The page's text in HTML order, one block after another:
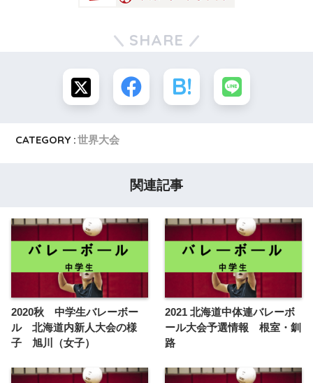
SHARE
CATEGORY :世界大会
関連記事
2020秋 中学生バレーボー
ル 北海道内新人大会の様
子 旭川（女子）
2021 北海道中体連バレーボ
ール大会予選情報 根室・釧
路